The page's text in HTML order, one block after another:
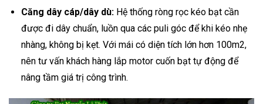
Căng dây cáp/dây dù:Hệ thống ròng rọc kéo bạt cần
được đi dây chuẩn, luồn qua các puli góc để khi kéo nhẹ
nhàng, không bị kẹt. Với mái có diện tích lớn hơn 100m2,
nên tư vấn khách hàng lắp motor cuốn bạt tự động để
nâng tầm giá trị công trình.